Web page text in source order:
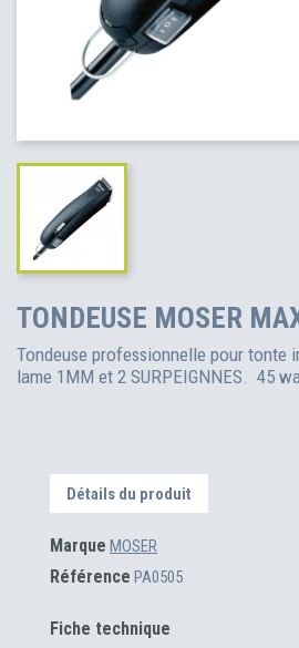
TONDEUSE MOSER
Tondeuse professionnelle pour tonte
lame 1MM et 2 SURPEIGNNES. 45
Détails du produit
Marque MOSER
Référence PA0505
Fiche technique